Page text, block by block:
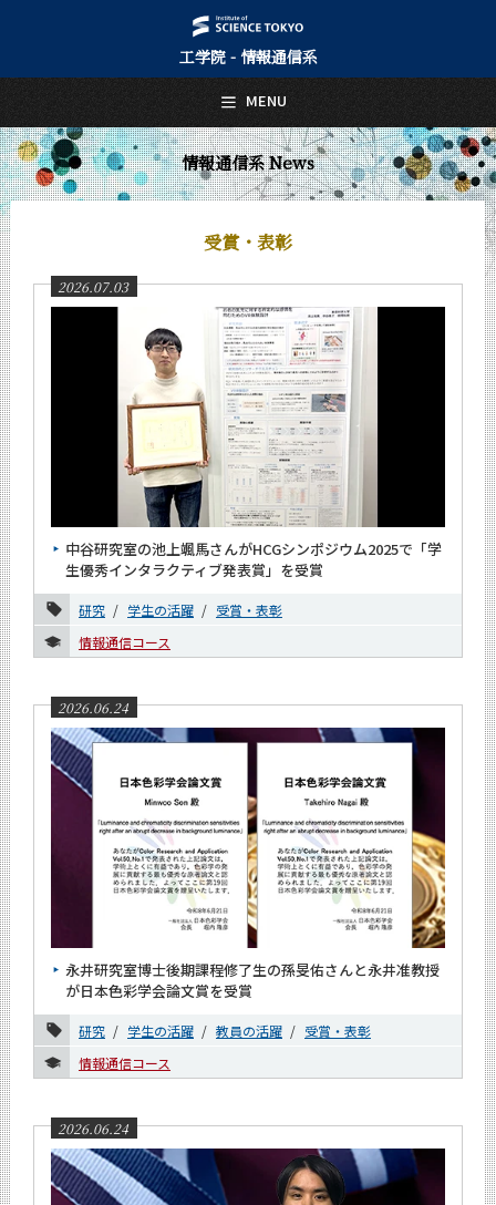
工学院 - 情報通信系
情報通信系 News
受賞・表彰
2026.07.03
中谷研究室の池上颯馬さんがHCGシンポジウム2025で「学
生優秀インタラクティブ発表賞」を受賞
研究 学生の活躍
受賞・表彰
情報通信コース
2026.06.24
永井研究室博士後期課程修了生の孫旻佑さんと永井准教授
が日本色彩学会論文賞を受賞
研究 学生の活躍 教員の活躍
受賞・表彰
情報通信コース
2026.06.24
MENU
日本語 English
トップページ
Top Page
情報通信系について
About Us
教員・研究室
Faculty and Laboratories
Admissions
情報通信系 News
News 一覧
カテゴリ別
社会連携
国際交流
学生の活躍
教員の活躍
受賞・表彰
イベント報告
課程別
月別
イベントカレンダー
Event Calendar
サイト構成